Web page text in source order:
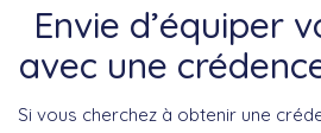
Envie d’équiper
avec une
Si vous cherchez à obtenir une